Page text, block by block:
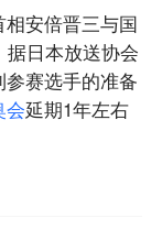
安倍晋三与国
据日本放送协会
赛选手的准备
会延期1年左右